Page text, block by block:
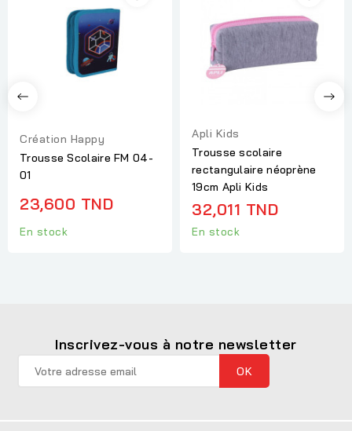
Création Happy
Trousse Scolaire FM 04-
01
23,600 TND
En stock
Apli Kids
Trousse scolaire
rectangulaire néoprène
19cm Apli Kids
32,011 TND
En stock
Inscrivez-vous à notre newsletter